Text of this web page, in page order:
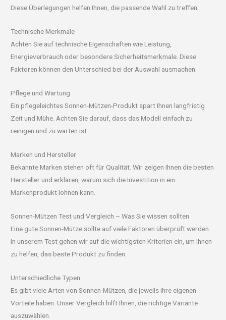
Diese Überlegungen helfen Ihnen, die passende Wahl zu treffen.
Technische Merkmale
Achten Sie auf technische Eigenschaften wie Leistung,
Energieverbrauch oder besondere Sicherheitsmerkmale. Diese
Faktoren können den Unterschied bei der Auswahl ausmachen.
Pflege und Wartung
Ein pflegeleichtes Sonnen-Mützen-Produkt spart Ihnen langfristig
Zeit und Mühe. Achten Sie darauf, dass das Modell einfach zu
reinigen und zu warten ist.
Marken und Hersteller
Bekannte Marken stehen oft für Qualität. Wir zeigen Ihnen die besten
Hersteller und erklären, warum sich die Investition in ein
Markenprodukt lohnen kann.
Sonnen-Mützen Test und Vergleich – Was Sie wissen sollten
Eine gute Sonnen-Mütze sollte auf viele Faktoren überprüft werden.
In unserem Test gehen wir auf die wichtigsten Kriterien ein, um Ihnen
zu helfen, das beste Produkt zu finden.
Unterschiedliche Typen
Es gibt viele Arten von Sonnen-Mützen, die jeweils ihre eigenen
Vorteile haben. Unser Vergleich hilft Ihnen, die richtige Variante
auszuwählen.